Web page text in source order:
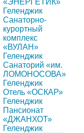
«ЭНЕРГЕТИК»
Геленджик
Санаторно-
курортный
комплекс
«ВУЛАН»
Геленджик
Санаторий «им.
ЛОМОНОСОВА»
Геленджик
Отель «ОСКАР»
Геленджик
Пансионат
«ДЖАНХОТ»
Геленджик